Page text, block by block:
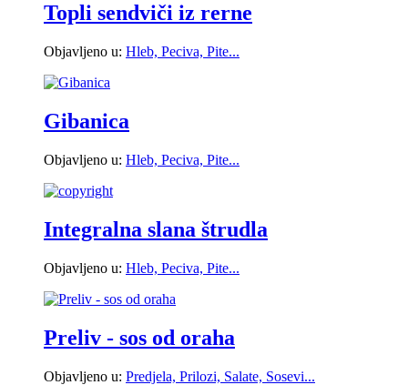
Topli sendviči iz rerne
Objavljeno u: Hleb, Peciva, Pite...
Gibanica
Objavljeno u: Hleb, Peciva, Pite...
Integralna slana štrudla
Objavljeno u: Hleb, Peciva, Pite...
Preliv - sos od oraha
Objavljeno u: Predjela, Prilozi, Salate, Sosevi...